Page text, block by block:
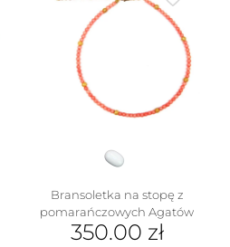
Bransoletka na stopę z
pomarańczowych Agatów
350.00 zł